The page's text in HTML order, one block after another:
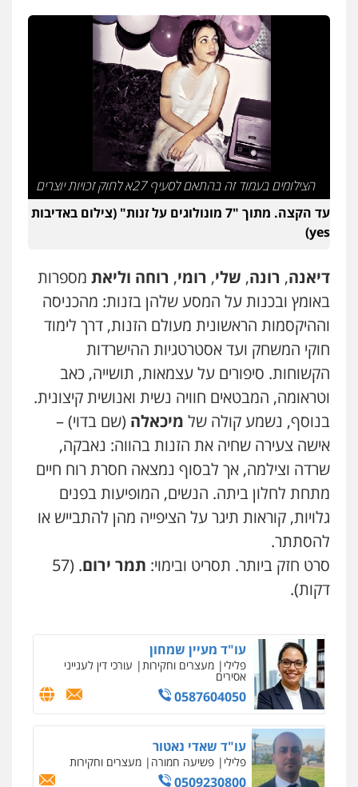
0523379525
עו"ד שילה ענבר
פלילי כלכלי מיסים הלבנת הון
דין
0506216097
עו"ד אביגדור פלדמן
פלילי אסירים צווארון לבן זכויות אדם אזרחי
0505345826
פשיעה חמורה כלכלי פלילי מעצרים
וחקירות עורכי דין לענייני אסירים
0502181995
עו"ד אייל אוחיון
פלילי עורכי דין לענייני אסירים מעצרים
וחקירות
0523602602
עו"ד עינב יתח
עורכי דין לענייני
אסירים צבאי
0546364651
אסירים סמים
הצילומים בעמוד זה בהתאם לסעיף 27א לחוק זכויות יוצרים
עד הקצה. מתוך "7 מונולוגים על זנות" (צילום באדיבות
yes)
דיאנה, רונה, שלי, רומי, רוחה וליאת מספרות
באומץ ובכנות על המסע שלהן בזנות: מהכניסה
וההיקסמות הראשונית מעולם הזנות, דרך לימוד
חוקי המשחק ועד אסטרטגיות ההישרדות
הקשוחות. סיפורים על עצמאות, תושייה, כאב
וטראומה, המבטאים חוויה נשית ואנושית קיצונית.
בנוסף, נשמע קולה של מיכאלה (שם בדוי) –
אישה צעירה שחיה את הזנות בהווה: נאבקה,
שרדה וצילמה, אך לבסוף נמצאה חסרת רוח חיים
מתחת לחלון ביתה. הנשים, המופיעות בפנים
גלויות, קוראות תיגר על הציפייה מהן להתבייש או
להסתתר.
סרט חזק ביותר. תסריט ובימוי: תמר ירום
. (57
דקות).
עו"ד מעיין שמחון
פלילי מעצרים וחקירות עורכי דין לענייני
אסירים
0587604050
עו"ד שאדי נאטור
פלילי פשיעה חמורה מעצרים וחקירות
0509230800
ניר קידר – צלם
0504578527